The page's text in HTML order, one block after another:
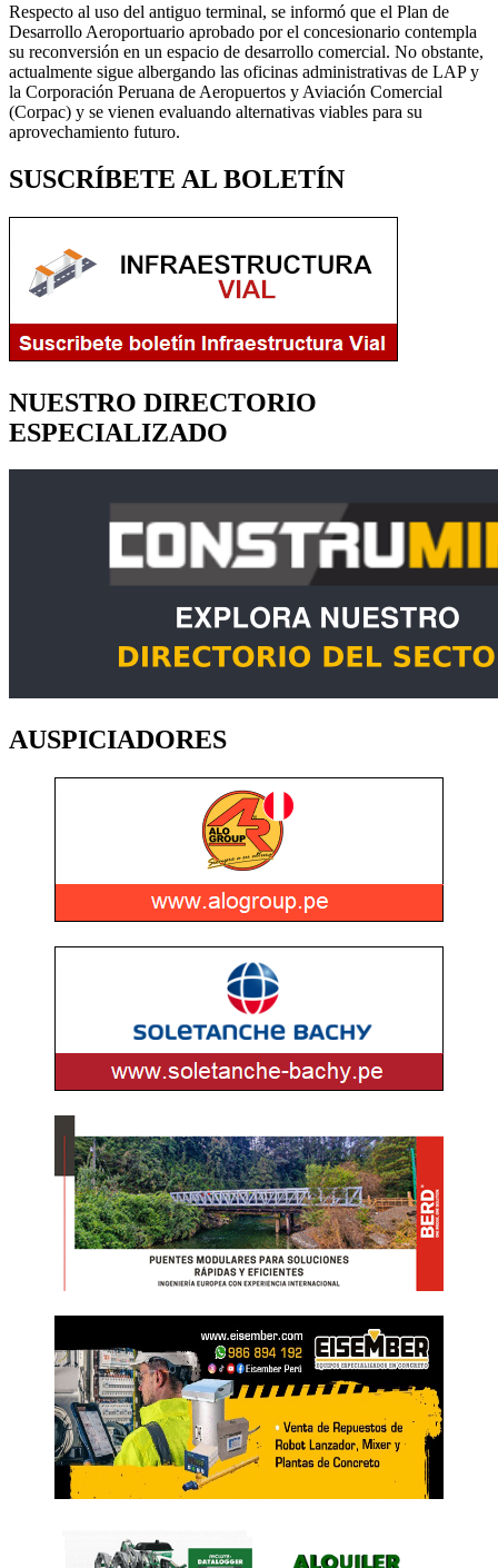
Respecto al uso del antiguo terminal, se informó que el Plan de
Desarrollo Aeroportuario aprobado por el concesionario contempla
su reconversión en un espacio de desarrollo comercial. No obstante,
actualmente sigue albergando las oficinas administrativas de LAP y
la Corporación Peruana de Aeropuertos y Aviación Comercial
(Corpac) y se vienen evaluando alternativas viables para su
aprovechamiento futuro.
SUSCRÍBETE AL BOLETÍN
NUESTRO DIRECTORIO
ESPECIALIZADO
AUSPICIADORES